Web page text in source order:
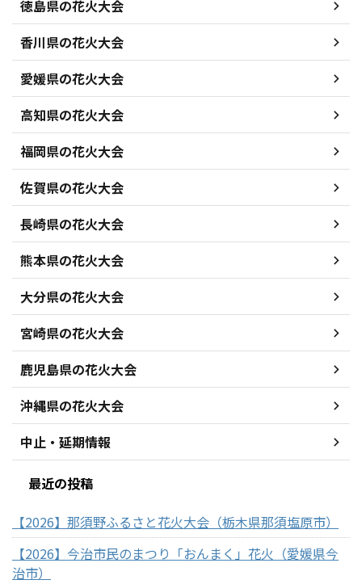
徳島県の花火大会
香川県の花火大会
愛媛県の花火大会
高知県の花火大会
福岡県の花火大会
佐賀県の花火大会
長崎県の花火大会
熊本県の花火大会
大分県の花火大会
宮崎県の花火大会
鹿児島県の花火大会
沖縄県の花火大会
中止・延期情報
最近の投稿
【2026】那須野ふるさと花火大会（栃木県那須塩原市）
【2026】今治市民のまつり「おんまく」花火（愛媛県今
治市）